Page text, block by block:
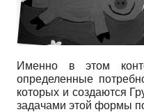
Именно в этом
определенные
которых и создаются
задачами этой формы